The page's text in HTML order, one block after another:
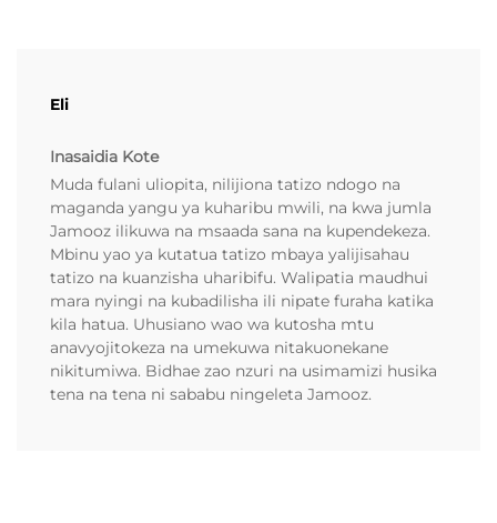
Eli
Inasaidia Kote
Muda fulani uliopita, nilijiona tatizo ndogo na
maganda yangu ya kuharibu mwili, na kwa jumla
Jamooz ilikuwa na msaada sana na kupendekeza.
Mbinu yao ya kutatua tatizo mbaya yalijisahau
tatizo na kuanzisha uharibifu. Walipatia maudhui
mara nyingi na kubadilisha ili nipate furaha katika
kila hatua. Uhusiano wao wa kutosha mtu
anavyojitokeza na umekuwa nitakuonekane
nikitumiwa. Bidhae zao nzuri na usimamizi husika
tena na tena ni sababu ningeleta Jamooz.